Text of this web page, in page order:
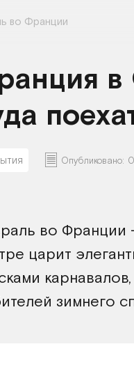
во Франции
в
Опубликовано:
во Франции
царит
зимнего